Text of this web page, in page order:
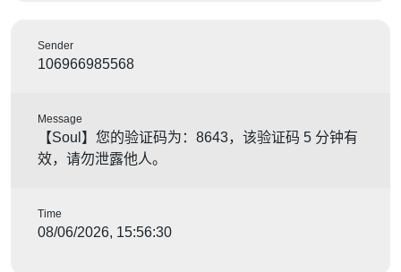
Sender
106966985568
Message
【Soul】您的验证码为：8643，该验证码 5 分钟有
效，请勿泄露他人。
Time
08/06/2026, 15:56:30